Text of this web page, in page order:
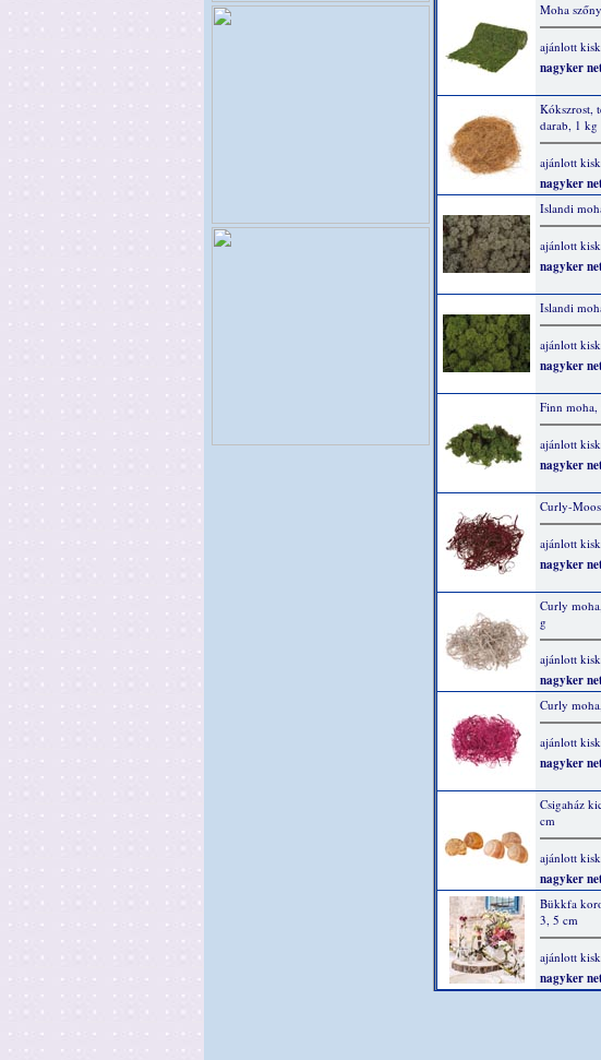
Moha
ajánlott
nagyker
Kókszrost,
darab, 1 kg
ajánlott
nagyker
Islandi
ajánlott
nagyker
Islandi
ajánlott
nagyker
Finn
ajánlott
nagyker
Curly-
ajánlott
nagyker
Curly
g
ajánlott
nagyker
Curly
ajánlott
nagyker
Csigaház
cm
ajánlott
nagyker
Bükkfa
3, 5 cm
ajánlott
nagyker